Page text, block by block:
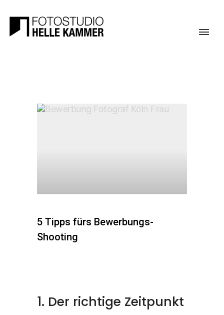
5 Tipps fürs Bewerbungs-
Shooting
1. Der rich­ti­ge Zeitpunkt